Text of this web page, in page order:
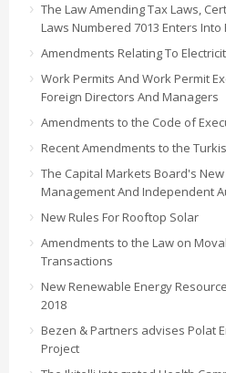
The Law Amending Tax Laws,
Laws Numbered 7013 Enters Into
Amendments Relating To
Work Permits And Work Permit
Foreign Directors And Managers
Amendments to the Code of
Recent Amendments to the
The Capital Markets Board's
Management And Independent
New Rules For Rooftop Solar
Amendments to the Law on
Transactions
New Renewable Energy
2018
Bezen & Partners advises Polat
Project